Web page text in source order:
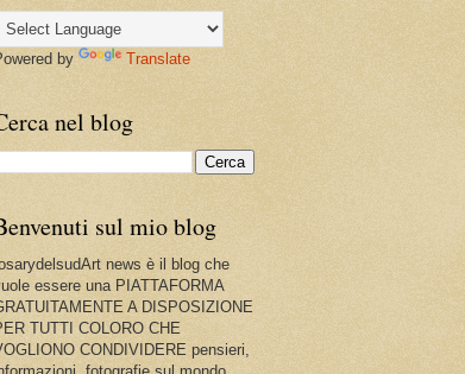
by Translate
nel blog
sul mio blog
news è il blog che
essere una PIATTAFORMA
A DISPOSIZIONE
TUTTI COLORO CHE
CONDIVIDERE pensieri,